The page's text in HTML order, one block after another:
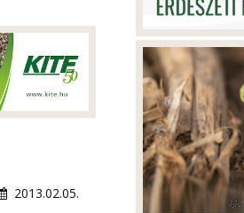
2013.02.05.